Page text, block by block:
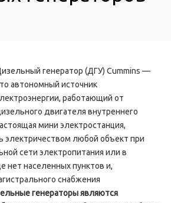
генератор (ДГУ) Cummins —
автономный источник
работающий от
двигателя внутреннего
мини электростанция,
электричеством любой объект при
сети электропитания или в
нет населенных пунктов и,
снабжения
генераторы являются